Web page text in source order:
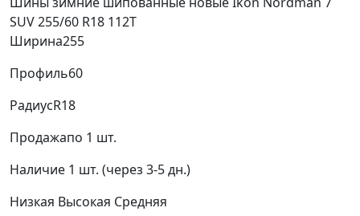
SUV 255/60 R18 112T
Ширина255
Профиль60
РадиусR18
Продажапо 1 шт.
Наличие 1 шт. (через 3-5 дн.)
Низкая Высокая Средняя